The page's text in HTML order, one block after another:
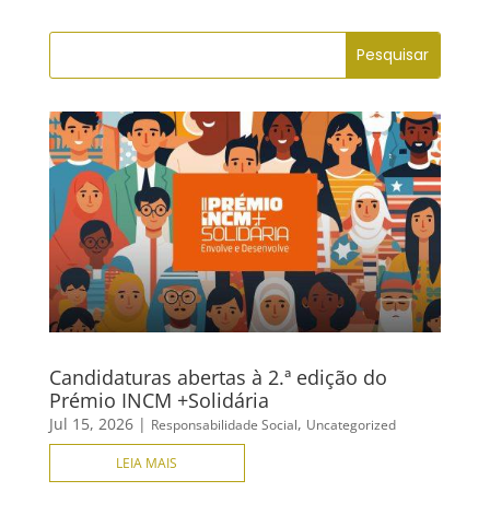
Facebook
Candidaturas abertas à 2.ª edição do
Prémio INCM +Solidária
Jul 15, 2026| Responsabilidade Social, Uncategorized
LEIA MAIS